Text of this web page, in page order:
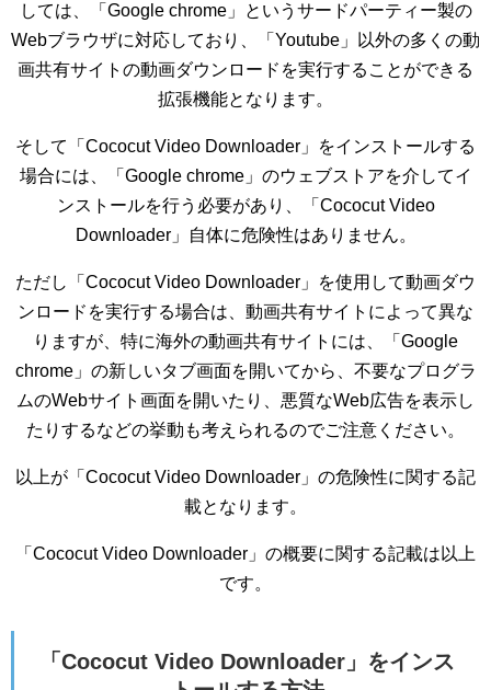
しては、「Google chrome」というサードパーティー製の
Webブラウザに対応しており、「Youtube」以外の多くの動
画共有サイトの動画ダウンロードを実行することができる
拡張機能となります。
そして「Cococut Video Downloader」をインストールする
場合には、「Google chrome」のウェブストアを介してイ
ンストールを行う必要があり、「Cococut Video
Downloader」自体に危険性はありません。
ただし「Cococut Video Downloader」を使用して動画ダウ
ンロードを実行する場合は、動画共有サイトによって異な
りますが、特に海外の動画共有サイトには、「Google
chrome」の新しいタブ画面を開いてから、不要なプログラ
ムのWebサイト画面を開いたり、悪質なWeb広告を表示し
たりするなどの挙動も考えられるのでご注意ください。
以上が「Cococut Video Downloader」の危険性に関する記
載となります。
「Cococut Video Downloader」の概要に関する記載は以上
です。
「Cococut Video Downloader」をインス